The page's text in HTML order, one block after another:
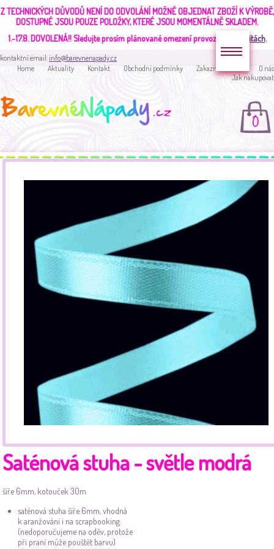
Z TECHNICKÝCH DŮVODŮ NENÍ DO ODVOLÁNÍ MOŽNÉ OBJEDNAT ZBOŽÍ K VÝROBĚ,
DOSTUPNÉ JSOU POUZE POLOŽKY, KTERÉ JSOU MOMENTÁLNĚ SKLADEM.
1.-17.8. DOVOLENÁ!!Sledujte prosím plánované omezení provozu v aktualitách.
kontaktní email:info@barevnenapady.cz
Home
Aktuality Kontakt Obchodní podmínky Zakaznická sekce
O nás
Jak nakupovat
0
Saténová stuha - světle modrá
šíře 6mm, kotouček 30m
saténová stuha šíře 6mm, vhodná
k aranžování i na scrapbooking
(nedoporučujeme na oděv, protože
při praní může pouštět barvu)